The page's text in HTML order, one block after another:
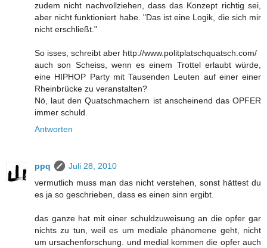
zudem nicht nachvollziehen, dass das Konzept richtig sei,
aber nicht funktioniert habe. "Das ist eine Logik, die sich mir
nicht erschließt."
So isses, schreibt aber http://www.politplatschquatsch.com/
auch son Scheiss, wenn es einem Trottel erlaubt würde,
eine HIPHOP Party mit Tausenden Leuten auf einer einer
Rheinbrücke zu veranstalten?
Nö, laut den Quatschmachern ist anscheinend das OPFER
immer schuld.
Antworten
ppq
Juli 28, 2010
vermutlich muss man das nicht verstehen, sonst hättest du
es ja so geschrieben, dass es einen sinn ergibt.
das ganze hat mit einer schuldzuweisung an die opfer gar
nichts zu tun, weil es um mediale phänomene geht, nicht
um ursachenforschung. und medial kommen die opfer auch